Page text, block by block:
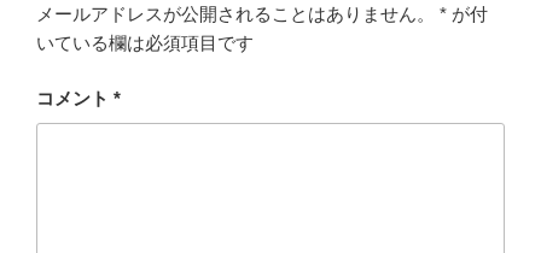
メールアドレスが公開されることはありません。 * が付
いている欄は必須項目です
コメント *